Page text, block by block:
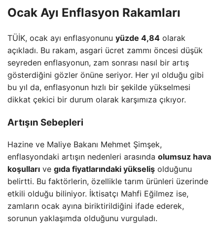
Ocak Ayı Enflasyon Rakamları
TÜİK, ocak ayı enflasyonunu yüzde 4,84 olarak
açıkladı. Bu rakam, asgari ücret zammı öncesi düşük
seyreden enflasyonun, zam sonrası nasıl bir artış
gösterdiğini gözler önüne seriyor. Her yıl olduğu gibi
bu yıl da, enflasyonun hızlı bir şekilde yükselmesi
dikkat çekici bir durum olarak karşımıza çıkıyor.
Artışın Sebepleri
Hazine ve Maliye Bakanı Mehmet Şimşek,
enflasyondaki artışın nedenleri arasında olumsuz hava
koşulları ve gıda fiyatlarındaki yükseliş olduğunu
belirtti. Bu faktörlerin, özellikle tarım ürünleri üzerinde
etkili olduğu biliniyor. İktisatçı Mahfi Eğilmez ise,
zamların ocak ayına biriktirildiğini ifade ederek,
sorunun yaklaşımda olduğunu vurguladı.